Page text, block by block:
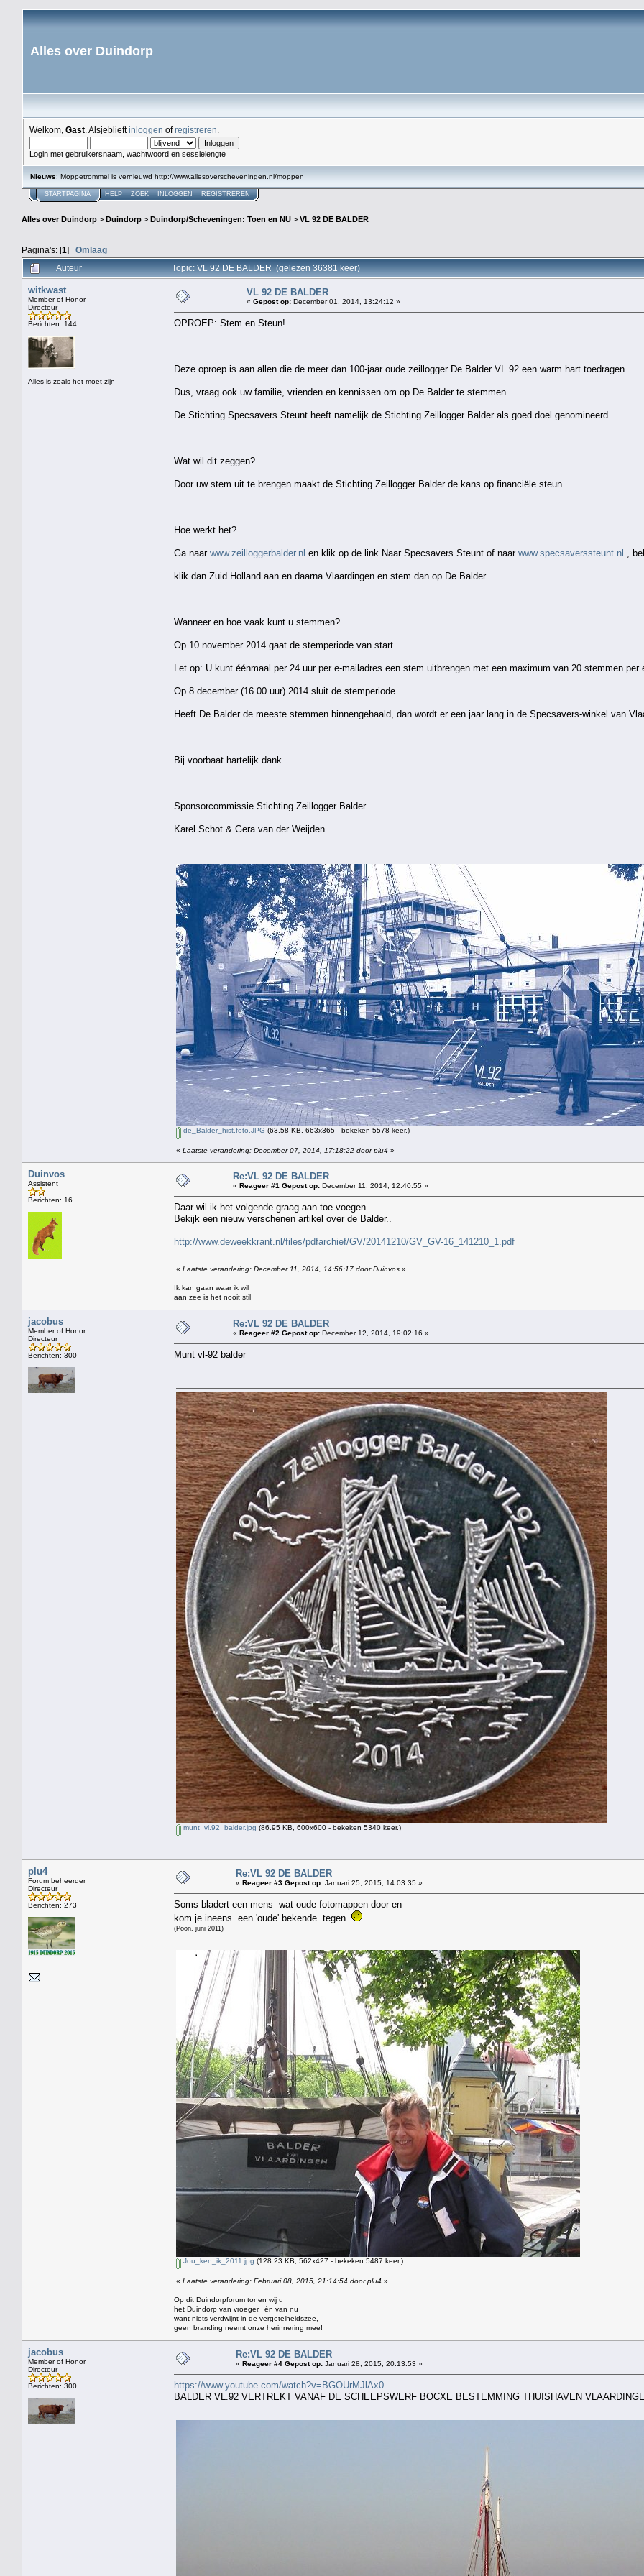
Alles over Duindorp
Welkom, Gast . Alsjeblieftinloggen ofregistreren
Login met gebruikersnaam, wachtwoord en sessielengte
Nieuws: Moppetrommel is vernieuwd http://www.allesoverscheveningen.nl/moppen
STARTPAGINA HELP ZOEK INLOGGEN REGISTREREN
Alles over Duindorp > Duindorp > Duindorp/Scheveningen: Toen en NU > VL 92 DE BALDER
Pagina's: [1] Omlaag
Auteur Topic: VL 92 DE BALDER (gelezen 36381 keer)
witkwast
Member of Honor
Directeur
Berichten: 144
Alles is zoals het moet zijn
VL 92 DE BALDER
« Gepost op: December 01, 2014, 13:24:12 »
OPROEP: Stem en Steun!
Deze oproep is aan allen die de meer dan 100-jaar oude zeillogger De Balder VL 92 een warm hart toedragen.
Dus, vraag ook uw familie, vrienden en kennissen om op De Balder te stemmen.
De Stichting Specsavers Steunt heeft namelijk de Stichting Zeillogger Balder als goed doel genomineerd.
Wat wil dit zeggen?
Door uw stem uit te brengen maakt de Stichting Zeillogger Balder de kans op financiële steun.
Hoe werkt het?
Ga naar www.zeilloggerbalder.nl en klik op de link Naar Specsavers Steunt of naar www.specsaverssteunt.nl ,
klik dan Zuid Holland aan en daarna Vlaardingen en stem dan op De Balder.
Wanneer en hoe vaak kunt u stemmen?
Op 10 november 2014 gaat de stemperiode van start.
Let op: U kunt éénmaal per 24 uur per e-mailadres een stem uitbrengen met een maximum van 20 stemmen per
Op 8 december (16.00 uur) 2014 sluit de stemperiode.
Heeft De Balder de meeste stemmen binnengehaald, dan wordt er een jaar lang in de Specsavers-winkel van
Bij voorbaat hartelijk dank.
Sponsorcommissie Stichting Zeillogger Balder
Karel Schot & Gera van der Weijden
de_Balder_hist.foto.JPG (63.58 KB, 663x365 - bekeken 5578 keer.)
« Laatste verandering: December 07, 2014, 17:18:22 door plu4 »
Duinvos
Assistent
Berichten: 16
Re:VL 92 DE BALDER
« Reageer #1 Gepost op: December 11, 2014, 12:40:55 »
Daar wil ik het volgende graag aan toe voegen.
Bekijk een nieuw verschenen artikel over de Balder..
http://www.deweekkrant.nl/files/pdfarchief/GV/20141210/GV_GV-16_141210_1.pdf
« Laatste verandering: December 11, 2014, 14:56:17 door Duinvos »
Ik kan gaan waar ik wil
aan zee is het nooit stil
jacobus
Member of Honor
Directeur
Berichten: 300
Re:VL 92 DE BALDER
« Reageer #2 Gepost op: December 12, 2014, 19:02:16 »
Munt vl-92 balder
munt_vl.92_balder.jpg (86.95 KB, 600x600 - bekeken 5340 keer.)
plu4
Forum beheerder
Directeur
Berichten: 273
Re:VL 92 DE BALDER
« Reageer #3 Gepost op: Januari 25, 2015, 14:03:35 »
Soms bladert een mens wat oude fotomappen door en
kom je ineens een 'oude' bekende tegen
(Poon, juni 2011)
Jou_ken_ik_2011.jpg (128.23 KB, 562x427 - bekeken 5487 keer.)
« Laatste verandering: Februari 08, 2015, 21:14:54 door plu4 »
Op dit Duindorpforum tonen wij u
het Duindorp van vroeger, én van nu
want niets verdwijnt in de vergetelheidszee,
geen branding neemt onze herinnering mee!
jacobus
Member of Honor
Directeur
Berichten: 300
Re:VL 92 DE BALDER
« Reageer #4 Gepost op: Januari 28, 2015, 20:13:53 »
https://www.youtube.com/watch?v=BGOUrMJlAx0
BALDER VL.92 VERTREKT VANAF DE SCHEEPSWERF BOCXE BESTEMMING THUISHAVEN